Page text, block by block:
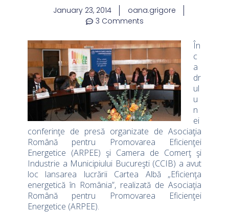
January 23, 2014
oana.grigore
3 Comments
În
c
a
dr
ul
u
n
ei
conferinţe de presă organizate de Asociaţia
Română pentru Promovarea Eficienţei
Energetice (ARPEE) şi Camera de Comerţ şi
Industrie a Municipiului Bucureşti (CCIB) a avut
loc lansarea lucrării Cartea Albă „Eficienţa
energetică în România”, realizată de Asociaţia
Română pentru Promovarea Eficienţei
Energetice (ARPEE).